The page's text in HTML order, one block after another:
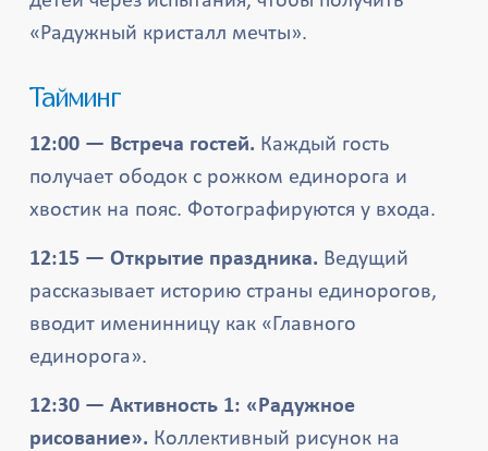
«Радужный кристалл мечты».
Тайминг
12:00 — Встреча гостей. Каждый гость
получает ободок с рожком единорога и
хвостик на пояс. Фотографируются у входа.
12:15 — Открытие праздника. Ведущий
рассказывает историю страны единорогов,
вводит именинницу как «Главного
единорога».
12:30 — Активность 1: «Радужное
рисование». Коллективный рисунок на